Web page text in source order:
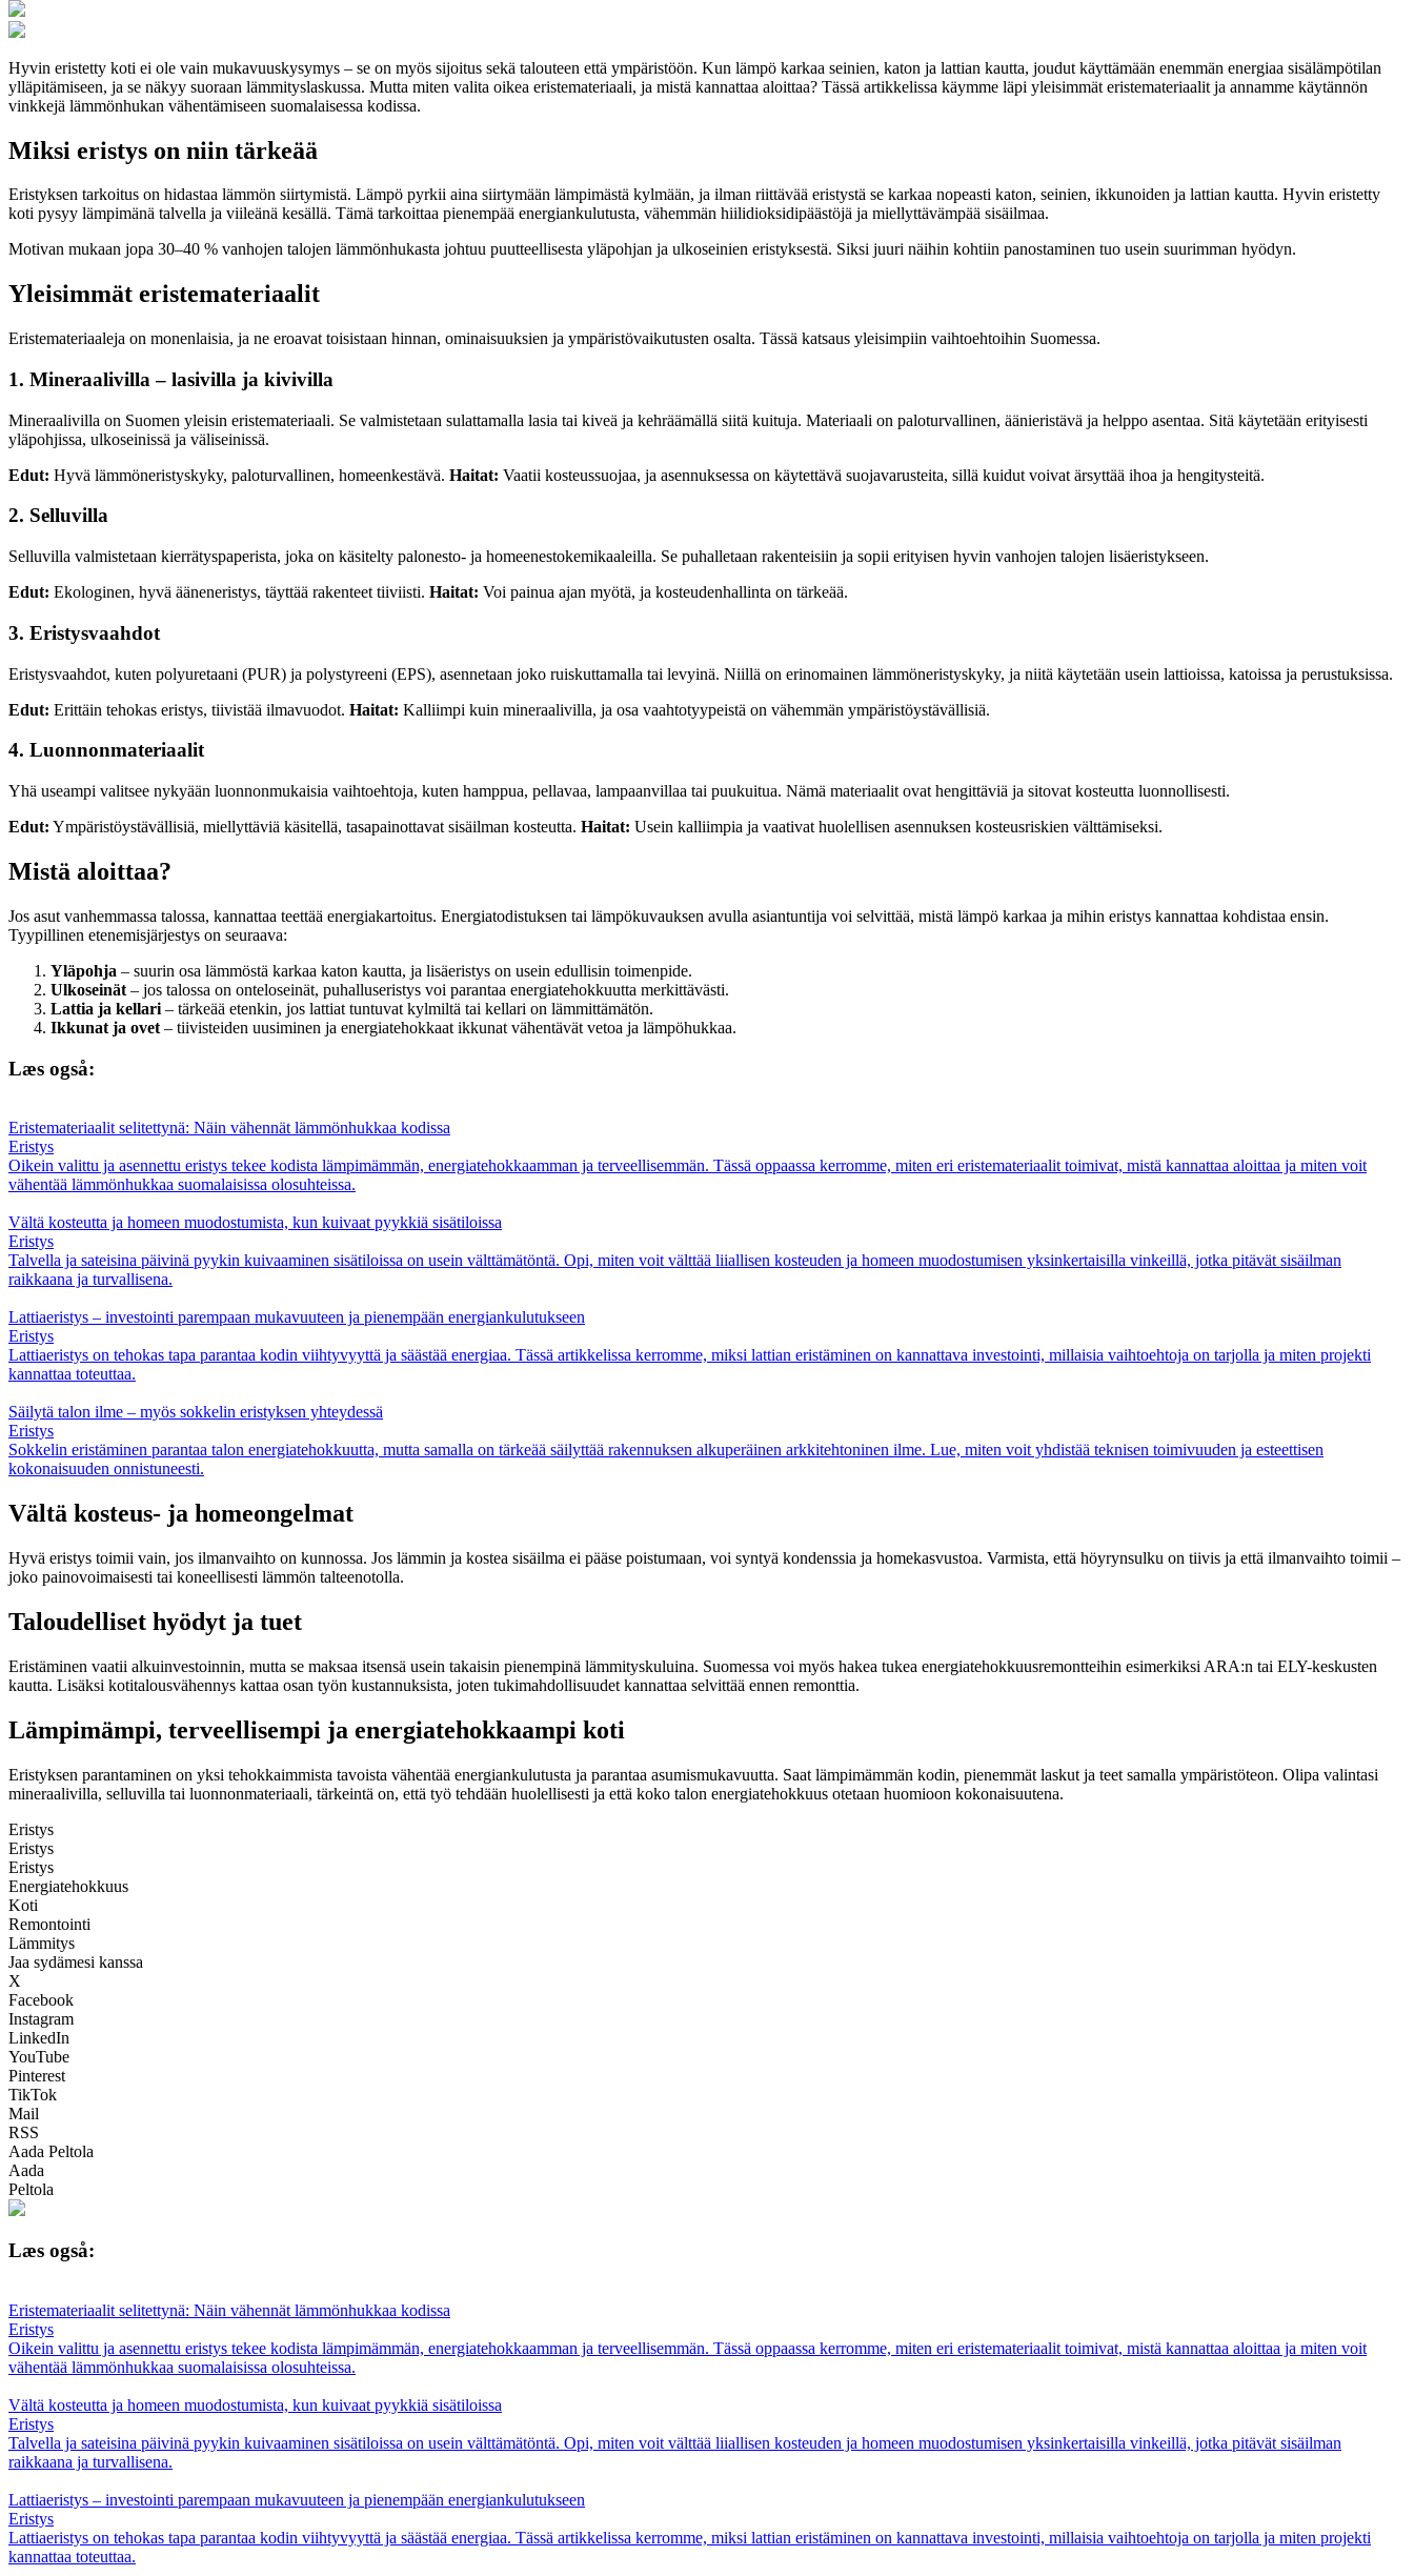
Hyvin eristetty koti ei ole vain mukavuuskysymys – se on myös sijoitus sekä talouteen että ympäristöön. Kun lämpö karkaa seinien, katon ja lattian kautta, joudut käyttämään enemmän energiaa sisälämpötilan
ylläpitämiseen, ja se näkyy suoraan lämmityslaskussa. Mutta miten valita oikea eristemateriaali, ja mistä kannattaa aloittaa? Tässä artikkelissa käymme läpi yleisimmät eristemateriaalit ja annamme käytännön
vinkkejä lämmönhukan vähentämiseen suomalaisessa kodissa.
Miksi eristys on niin tärkeää
Eristyksen tarkoitus on hidastaa lämmön siirtymistä. Lämpö pyrkii aina siirtymään lämpimästä kylmään, ja ilman riittävää eristystä se karkaa nopeasti katon, seinien, ikkunoiden ja lattian kautta. Hyvin eristetty
koti pysyy lämpimänä talvella ja viileänä kesällä. Tämä tarkoittaa pienempää energiankulutusta, vähemmän hiilidioksidipäästöjä ja miellyttävämpää sisäilmaa.
Motivan mukaan jopa 30–40 % vanhojen talojen lämmönhukasta johtuu puutteellisesta yläpohjan ja ulkoseinien eristyksestä. Siksi juuri näihin kohtiin panostaminen tuo usein suurimman hyödyn.
Yleisimmät eristemateriaalit
Eristemateriaaleja on monenlaisia, ja ne eroavat toisistaan hinnan, ominaisuuksien ja ympäristövaikutusten osalta. Tässä katsaus yleisimpiin vaihtoehtoihin Suomessa.
1. Mineraalivilla – lasivilla ja kivivilla
Mineraalivilla on Suomen yleisin eristemateriaali. Se valmistetaan sulattamalla lasia tai kiveä ja kehräämällä siitä kuituja. Materiaali on paloturvallinen, äänieristävä ja helppo asentaa. Sitä käytetään erityisesti
yläpohjissa, ulkoseinissä ja väliseinissä.
Edut: Hyvä lämmöneristyskyky, paloturvallinen, homeenkestävä. Haitat: Vaatii kosteussuojaa, ja asennuksessa on käytettävä suojavarusteita, sillä kuidut voivat ärsyttää ihoa ja hengitysteitä.
2. Selluvilla
Selluvilla valmistetaan kierrätyspaperista, joka on käsitelty palonesto- ja homeenestokemikaaleilla. Se puhalletaan rakenteisiin ja sopii erityisen hyvin vanhojen talojen lisäeristykseen.
Edut: Ekologinen, hyvä ääneneristys, täyttää rakenteet tiiviisti. Haitat: Voi painua ajan myötä, ja kosteudenhallinta on tärkeää.
3. Eristysvaahdot
Eristysvaahdot, kuten polyuretaani (PUR) ja polystyreeni (EPS), asennetaan joko ruiskuttamalla tai levyinä. Niillä on erinomainen lämmöneristyskyky, ja niitä käytetään usein lattioissa, katoissa ja perustuksissa.
Edut: Erittäin tehokas eristys, tiivistää ilmavuodot. Haitat: Kalliimpi kuin mineraalivilla, ja osa vaahtotyypeistä on vähemmän ympäristöystävällisiä.
4. Luonnonmateriaalit
Yhä useampi valitsee nykyään luonnonmukaisia vaihtoehtoja, kuten hamppua, pellavaa, lampaanvillaa tai puukuitua. Nämä materiaalit ovat hengittäviä ja sitovat kosteutta luonnollisesti.
Edut: Ympäristöystävällisiä, miellyttäviä käsitellä, tasapainottavat sisäilman kosteutta. Haitat: Usein kalliimpia ja vaativat huolellisen asennuksen kosteusriskien välttämiseksi.
Mistä aloittaa?
Jos asut vanhemmassa talossa, kannattaa teettää energiakartoitus. Energiatodistuksen tai lämpökuvauksen avulla asiantuntija voi selvittää, mistä lämpö karkaa ja mihin eristys kannattaa kohdistaa ensin.
Tyypillinen etenemisjärjestys on seuraava:
Yläpohja – suurin osa lämmöstä karkaa katon kautta, ja lisäeristys on usein edullisin toimenpide.
Ulkoseinät – jos talossa on onteloseinät, puhalluseristys voi parantaa energiatehokkuutta merkittävästi.
Lattia ja kellari – tärkeää etenkin, jos lattiat tuntuvat kylmiltä tai kellari on lämmittämätön.
Ikkunat ja ovet – tiivisteiden uusiminen ja energiatehokkaat ikkunat vähentävät vetoa ja lämpöhukkaa.
Læs også:
Eristemateriaalit selitettynä: Näin vähennät lämmönhukkaa kodissa
Eristys
Oikein valittu ja asennettu eristys tekee kodista lämpimämmän, energiatehokkaamman ja terveellisemmän. Tässä oppaassa kerromme, miten eri eristemateriaalit toimivat, mistä kannattaa aloittaa ja miten voit
vähentää lämmönhukkaa suomalaisissa olosuhteissa.
Vältä kosteutta ja homeen muodostumista, kun kuivaat pyykkiä sisätiloissa
Eristys
Talvella ja sateisina päivinä pyykin kuivaaminen sisätiloissa on usein välttämätöntä. Opi, miten voit välttää liiallisen kosteuden ja homeen muodostumisen yksinkertaisilla vinkeillä, jotka pitävät sisäilman
raikkaana ja turvallisena.
Lattiaeristys – investointi parempaan mukavuuteen ja pienempään energiankulutukseen
Eristys
Lattiaeristys on tehokas tapa parantaa kodin viihtyvyyttä ja säästää energiaa. Tässä artikkelissa kerromme, miksi lattian eristäminen on kannattava investointi, millaisia vaihtoehtoja on tarjolla ja miten projekti
kannattaa toteuttaa.
Säilytä talon ilme – myös sokkelin eristyksen yhteydessä
Eristys
Sokkelin eristäminen parantaa talon energiatehokkuutta, mutta samalla on tärkeää säilyttää rakennuksen alkuperäinen arkkitehtoninen ilme. Lue, miten voit yhdistää teknisen toimivuuden ja esteettisen
kokonaisuuden onnistuneesti.
Vältä kosteus- ja homeongelmat
Hyvä eristys toimii vain, jos ilmanvaihto on kunnossa. Jos lämmin ja kostea sisäilma ei pääse poistumaan, voi syntyä kondenssia ja homekasvustoa. Varmista, että höyrynsulku on tiivis ja että ilmanvaihto toimii –
joko painovoimaisesti tai koneellisesti lämmön talteenotolla.
Taloudelliset hyödyt ja tuet
Eristäminen vaatii alkuinvestoinnin, mutta se maksaa itsensä usein takaisin pienempinä lämmityskuluina. Suomessa voi myös hakea tukea energiatehokkuusremontteihin esimerkiksi ARA:n tai ELY-keskusten
kautta. Lisäksi kotitalousvähennys kattaa osan työn kustannuksista, joten tukimahdollisuudet kannattaa selvittää ennen remonttia.
Lämpimämpi, terveellisempi ja energiatehokkaampi koti
Eristyksen parantaminen on yksi tehokkaimmista tavoista vähentää energiankulutusta ja parantaa asumismukavuutta. Saat lämpimämmän kodin, pienemmät laskut ja teet samalla ympäristöteon. Olipa valintasi
mineraalivilla, selluvilla tai luonnonmateriaali, tärkeintä on, että työ tehdään huolellisesti ja että koko talon energiatehokkuus otetaan huomioon kokonaisuutena.
Eristys
Eristys
Eristys
Energiatehokkuus
Koti
Remontointi
Lämmitys
Jaa sydämesi kanssa
X
Facebook
Instagram
LinkedIn
YouTube
Pinterest
TikTok
Mail
RSS
Aada Peltola
Aada
Peltola
Læs også:
Eristemateriaalit selitettynä: Näin vähennät lämmönhukkaa kodissa
Eristys
Oikein valittu ja asennettu eristys tekee kodista lämpimämmän, energiatehokkaamman ja terveellisemmän. Tässä oppaassa kerromme, miten eri eristemateriaalit toimivat, mistä kannattaa aloittaa ja miten voit
vähentää lämmönhukkaa suomalaisissa olosuhteissa.
Vältä kosteutta ja homeen muodostumista, kun kuivaat pyykkiä sisätiloissa
Eristys
Talvella ja sateisina päivinä pyykin kuivaaminen sisätiloissa on usein välttämätöntä. Opi, miten voit välttää liiallisen kosteuden ja homeen muodostumisen yksinkertaisilla vinkeillä, jotka pitävät sisäilman
raikkaana ja turvallisena.
Lattiaeristys – investointi parempaan mukavuuteen ja pienempään energiankulutukseen
Eristys
Lattiaeristys on tehokas tapa parantaa kodin viihtyvyyttä ja säästää energiaa. Tässä artikkelissa kerromme, miksi lattian eristäminen on kannattava investointi, millaisia vaihtoehtoja on tarjolla ja miten projekti
kannattaa toteuttaa.